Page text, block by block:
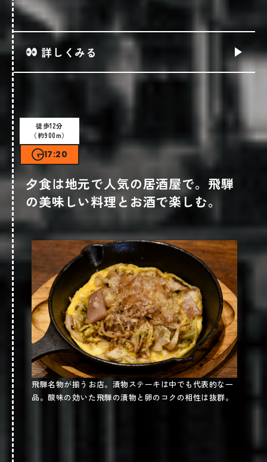
森のこみち 飛騨あずさを詳しくみる
詳しくみる
ショップ情報
猟奇館 in 下呂温泉
場所
岐阜県下呂市湯之島243-6(Google map
)
営業時間
10時～17時（平日）10時～18時（土日祝）
定休日
不定休
駐車場
なし
夕食は地元で人気の居酒屋で。飛騨
の美味しい料理とお酒で楽しむ。
徒歩12分
（約900m）
17:20
飛騨名物が揃うお店。漬物ステーキは中でも代表的な一
品。酸味の効いた飛騨の漬物と卵のコクの相性は抜群。